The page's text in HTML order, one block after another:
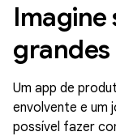
Imagine
grandes
Um app de
envolvente e um
possível fazer